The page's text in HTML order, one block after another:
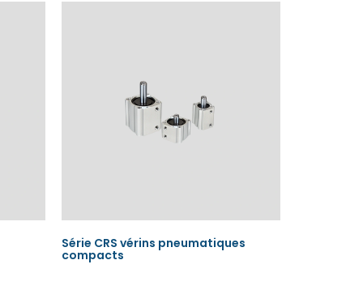
Série CRS vérins pneumatiques
compacts